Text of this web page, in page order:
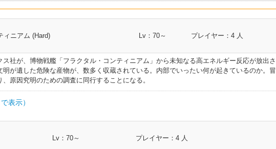
ィニアム (Hard) Lv：70～ プレイヤー：4 人
社が、博物戦艦「フラクタル・コンティニアム」から未知なる高エネルギー反応が放出さ
が遺した危険な産物が、数多く収蔵されている。内部でいったい何が起きているのか。冒
原因究明のための調査に同行することになる。
表示）
Lv：70～ プレイヤー：4 人